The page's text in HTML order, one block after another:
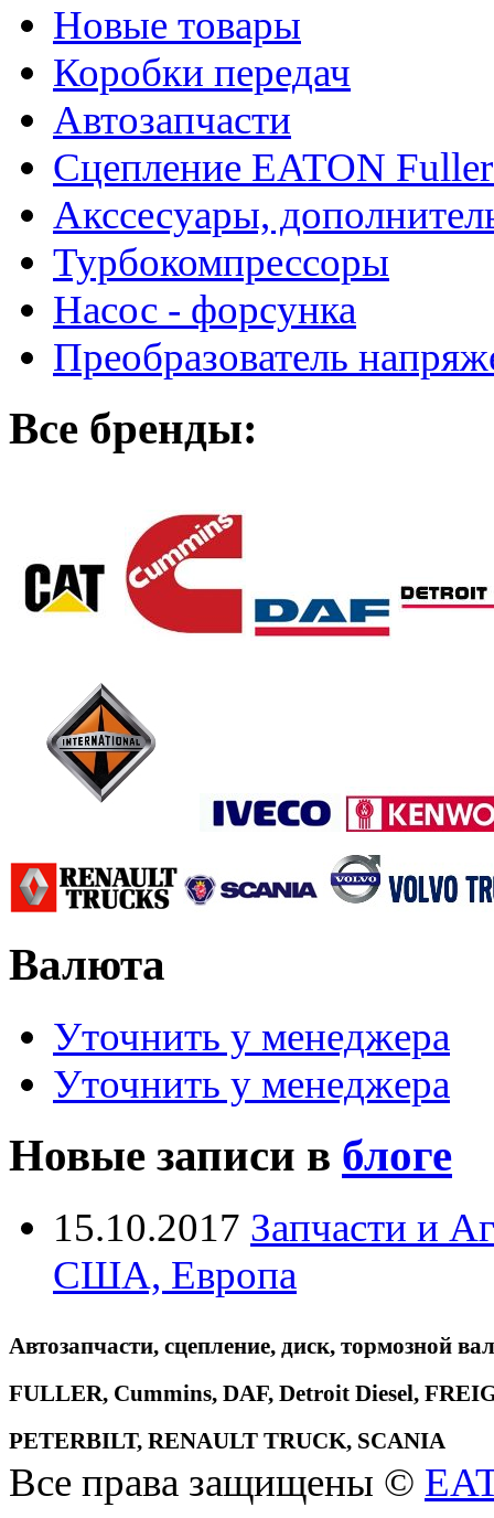
Новые товары
Коробки передач
Автозапчасти
Сцепление EATON
Акссесуары,
Турбокомпрессоры
Насос - форсунка
Преобразователь
Все бренды:
Валюта
Уточнить у менеджера
Уточнить у менеджера
Новые записи в блоге
15.10.2017 Запчасти и
США, Европа
Автозапчасти, сцепление, диск, тормозной
FULLER, Cummins, DAF, Detroit Diesel,
PETERBILT, RENAULT TRUCK, SCANIA
Все права защищены ©